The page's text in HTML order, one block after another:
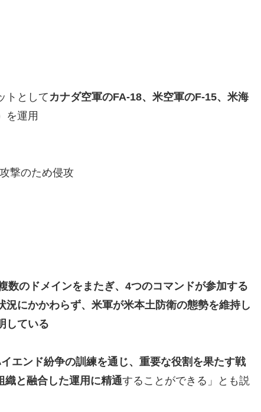
トとして カナダ空軍のFA-18、米空軍のF-15、米海
を運用
撃のため侵攻
数のドメインをまたぎ、4つのコマンドが参加する
況にかかわらず、米軍が米本土防衛の態勢を維持し
している
エンド紛争の訓練を通じ、重要な役割を果たす戦
織と融合した運用に精通することができる」とも説